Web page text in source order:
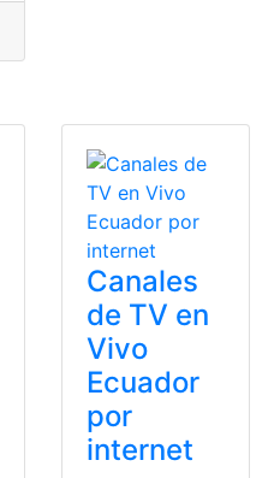
Canales
de TV en
Vivo
Ecuador
por
internet